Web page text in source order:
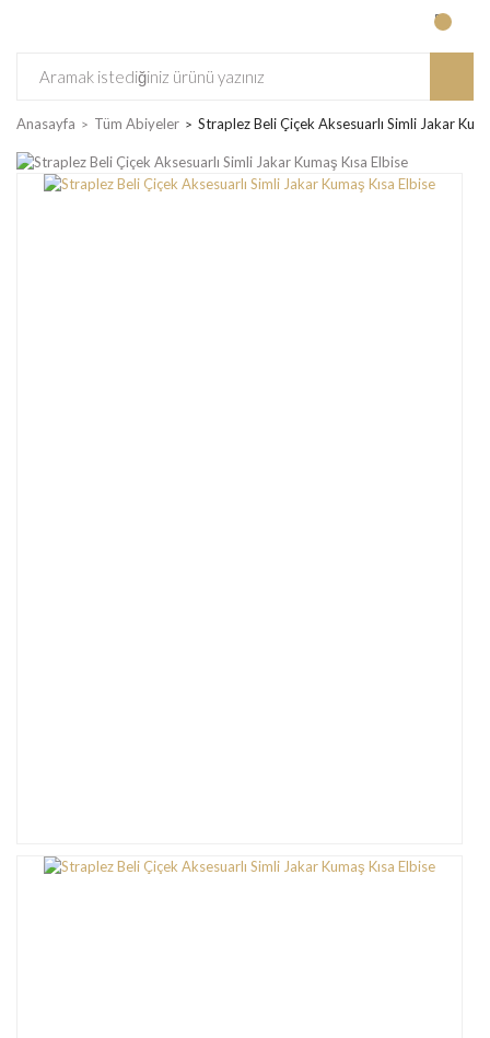
Anasayfa Tüm Abiyeler Straplez Beli Çiçek Aksesuarlı Simli Jakar